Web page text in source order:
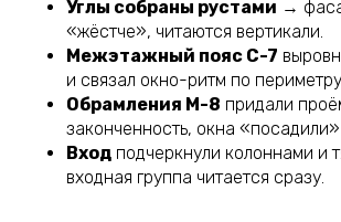
Углы собраны рустами →
«жёстче», читаются вертикали.
Межэтажный пояс С-7
и связал окно-ритм по
Обрамления М-8 придали
законченность, окна
Вход подчеркнули колоннами и
входная группа читается сразу.